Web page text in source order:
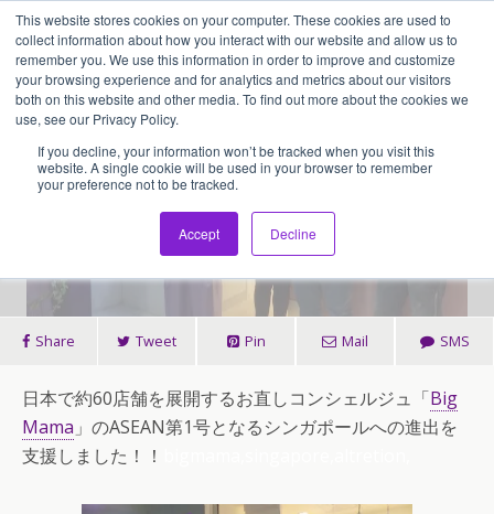
This website stores cookies on your computer. These cookies are used to
collect information about how you interact with our website and allow us to
remember you. We use this information in order to improve and customize
your browsing experience and for analytics and metrics about our visitors
both on this website and other media. To find out more about the cookies we
use, see our Privacy Policy.
If you decline, your information won’t be tracked when you visit this
website. A single cookie will be used in your browser to remember
your preference not to be tracked.
Accept Decline
アセンティア・ホールディングス(AssentiaHoldings)
お直しコンシェルジュ「Big
Mama」のシンガポール進出を支
援しました！
Share Tweet Pin Mail SMS
日本で約60店舗を展開するお直しコンシェルジュ「Big
Mama 」のASEAN第1号となるシンガポールへの進出を
支援しました！！